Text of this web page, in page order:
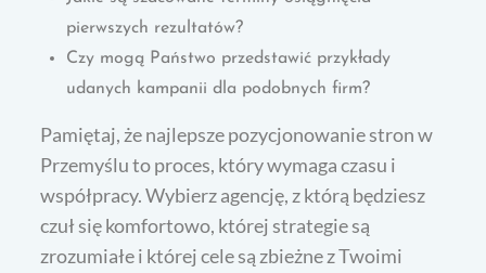
pierwszych rezultatów?
Czy mogą Państwo przedstawić przykłady
udanych kampanii dla podobnych firm?
Pamiętaj, że najlepsze pozycjonowanie stron w
Przemyślu to proces, który wymaga czasu i
współpracy. Wybierz agencję, z którą będziesz
czuł się komfortowo, której strategie są
zrozumiałe i której cele są zbieżne z Twoimi